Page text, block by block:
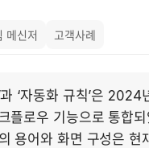
메신저 고객사례
과 ‘자동화 규칙’은 2024
플로우 기능으로 통합
용어와 화면 구성은 현